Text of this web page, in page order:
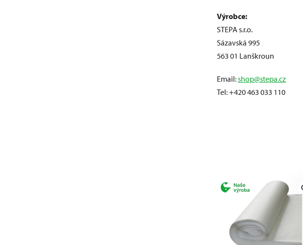
Výrobce:
STEPA s.r.o.
Sázavská 995
563 01 Lanškroun
Email: shop@stepa.cz
Tel: +420 463 033 110